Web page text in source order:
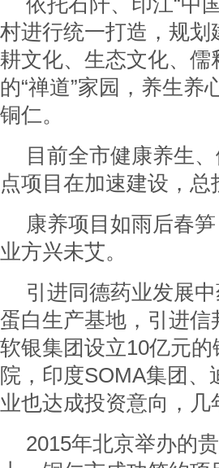
村进行统一打造，规
耕文化、生态文化、
的“禅道”家园，养生
铜仁。
目前全市健康养生
点项目在加速建设，总
康养项目如雨后春
业方兴未艾。
引进同德药业发展
蛋白生产基地，引进
软银集团设立10亿元
院，印度SOMA集团
业也达成投资意向，
2015年北京举办的